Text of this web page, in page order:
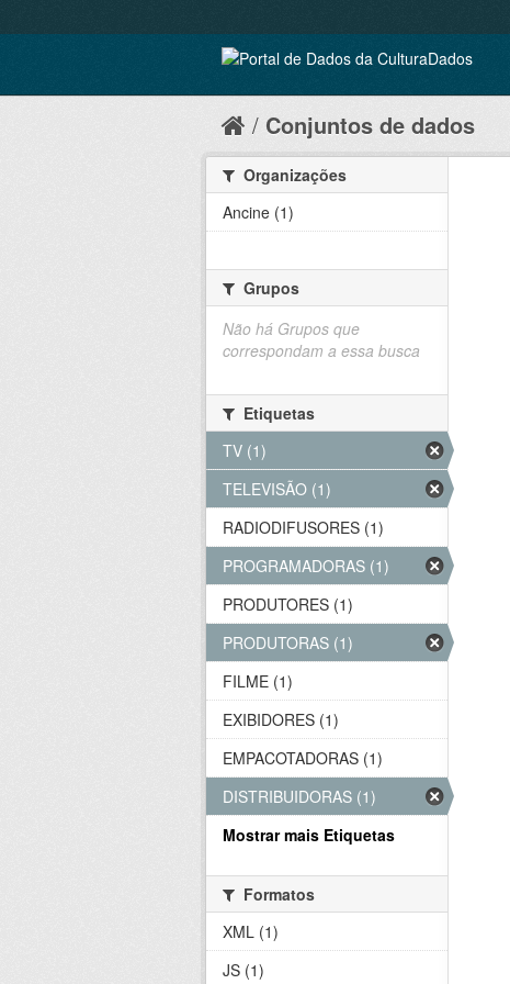
Conjuntos de dados
Organizações
Ancine (1)
Grupos
Não há Grupos que
correspondam a essa busca
Etiquetas
TV (1)
TELEVISÃO (1)
RADIODIFUSORES (1)
PROGRAMADORAS (1)
PRODUTORES (1)
PRODUTORAS (1)
FILME (1)
EXIBIDORES (1)
EMPACOTADORAS (1)
DISTRIBUIDORAS (1)
Mostrar mais Etiquetas
Formatos
XML (1)
JS (1)